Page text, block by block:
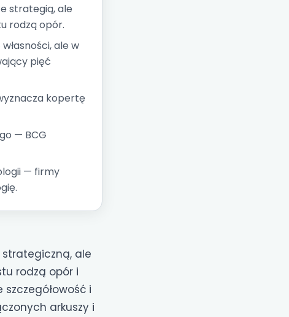
strategią, ale
rodzą opór.
ale w
pięć
kopertę
— BCG
— firmy
ale
rodzą opór i
i
arkuszy i